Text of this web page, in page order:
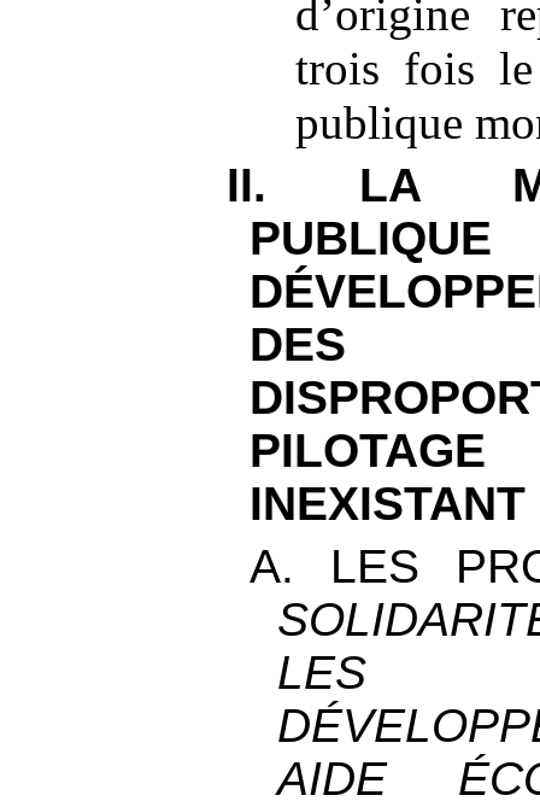
d’origine
trois fois le
publique
II. LA
DES
INEXISTANT
A. LES
LES
AIDE